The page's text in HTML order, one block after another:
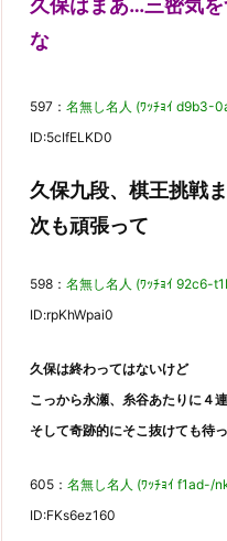
な
597： 名無し名人 (ﾜｯﾁｮｲ d9b3-
ID:5cIfELKD0
久保九段、棋王挑戦
次も頑張って
598： 名無し名人 (ﾜｯﾁｮｲ 92c6-
ID:rpKhWpai0
久保は終わってはないけど
こっから永瀬、糸谷あたりに４
そして奇跡的にそこ抜けても待
605： 名無し名人 (ﾜｯﾁｮｲ f1ad-/
ID:FKs6ez160